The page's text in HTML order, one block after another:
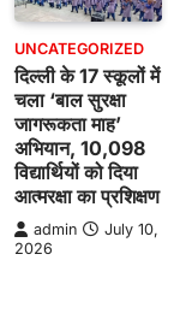
UNCATEGORIZED
दिल्ली के 17 स्कूलों में
चला ‘बाल सुरक्षा
जागरूकता माह’
अभियान, 10,098
विद्यार्थियों को दिया
आत्मरक्षा का प्रशिक्षण
admin
July 10,
2026